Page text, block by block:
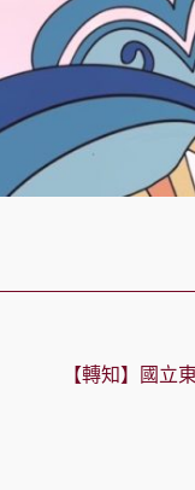
【轉知】國立